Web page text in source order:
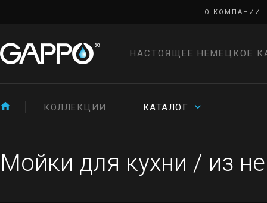
О КОМПАНИИ
НАСТОЯЩЕЕ НЕМЕЦКОЕ
КОЛЛЕКЦИИ КАТАЛОГ
Мойки для кухни / из